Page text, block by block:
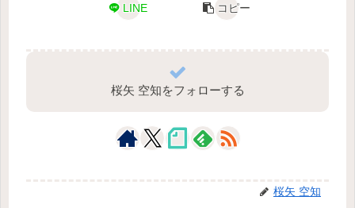
LINE コピー
桜矢 空知をフォローする
桜矢 空知